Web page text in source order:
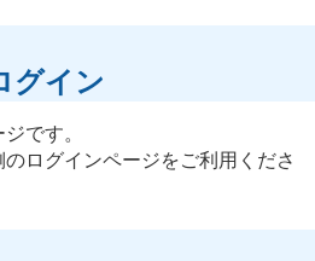
グイン
です。
ログインページをご利用くださ